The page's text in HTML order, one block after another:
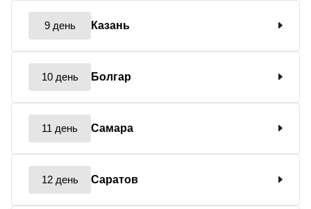
9 день Казань
10 день Болгар
11 день Самара
12 день Саратов